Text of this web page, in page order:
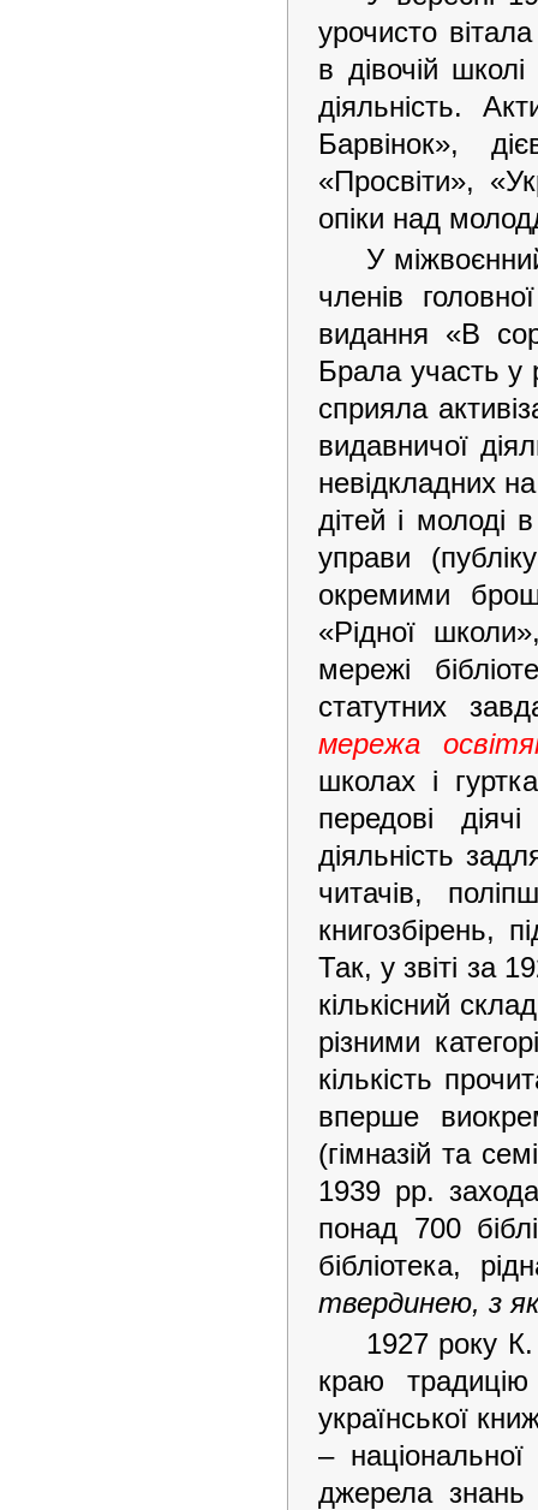
урочисто
в дівочій
діяльність.
Барвінок»,
«Просвіти»,
опіки над
У
членів
видання «В
Брала участь у
сприяла
видавничої
невідкладних
дітей і молоді
управи
окремими
«Рідної
мережі
статутних
мережа
школах і
передові
діяльність
читачів,
книгозбірень,
Так, у звіті за
кількісний
різними
кількість
вперше
(гімназій та
1939 рр.
понад 700
бібліотека,
твердинею, з
1927 року
краю
української
–
джерела знань